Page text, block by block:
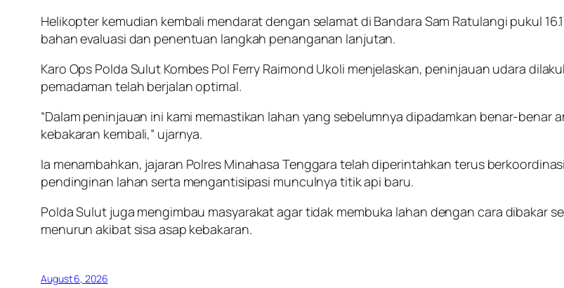
Helikopter kemudian kembali mendarat dengan selamat di Bandara Sam Ratulangi pukul
bahan evaluasi dan penentuan langkah penanganan lanjutan.
Karo Ops Polda Sulut Kombes Pol Ferry Raimond Ukoli menjelaskan, peninjauan udara
pemadaman telah berjalan optimal.
“Dalam peninjauan ini kami memastikan lahan yang sebelumnya dipadamkan benar-
kebakaran kembali,” ujarnya.
Ia menambahkan, jajaran Polres Minahasa Tenggara telah diperintahkan terus
pendinginan lahan serta mengantisipasi munculnya titik api baru.
Polda Sulut juga mengimbau masyarakat agar tidak membuka lahan dengan cara dibakar
menurun akibat sisa asap kebakaran.
August 6, 2026